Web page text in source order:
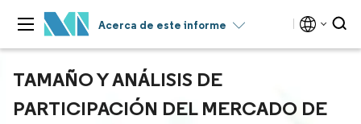
Acerca de este informe
TAMAÑO Y ANÁLISIS DE
PARTICIPACIÓN DEL MERCADO DE